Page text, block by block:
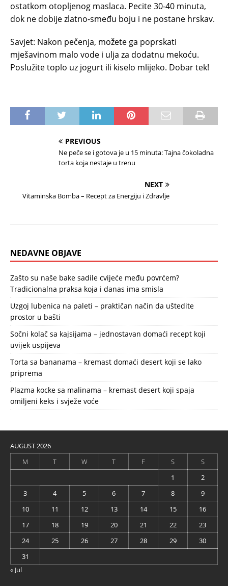
ostatkom otopljenog maslaca. Pecite 30-40 minuta,
dok ne dobije zlatno-smeđu boju i ne postane hrskav.
Savjet: Nakon pečenja, možete ga poprskati
mješavinom malo vode i ulja za dodatnu mekoću.
Poslužite toplo uz jogurt ili kiselo mlijeko. Dobar tek!
PREVIOUS
Ne peče se i gotova je u 15 minuta: Tajna čokoladna
torta koja nestaje u trenu
NEXT
Vitaminska Bomba – Recept za Energiju i Zdravlje
NEDAVNE OBJAVE
Zašto su naše bake sadile cvijeće među povrćem?
Tradicionalna praksa koja i danas ima smisla
Uzgoj lubenica na paleti – praktičan način da uštedite
prostor u bašti
Sočni kolač sa kajsijama – jednostavan domaći recept koji
uvijek uspijeva
Torta sa bananama – kremast domaći desert koji se lako
priprema
Plazma kocke sa malinama – kremast desert koji spaja
omiljeni keks i svježe voće
AUGUST 2026
M
T W T F S
S
1
2
3
4 5 6 7 8
9
10
11 12 13 14 15
16
17
18 19 20 21 22
23
24
25 26 27 28 29
30
31
« Jul